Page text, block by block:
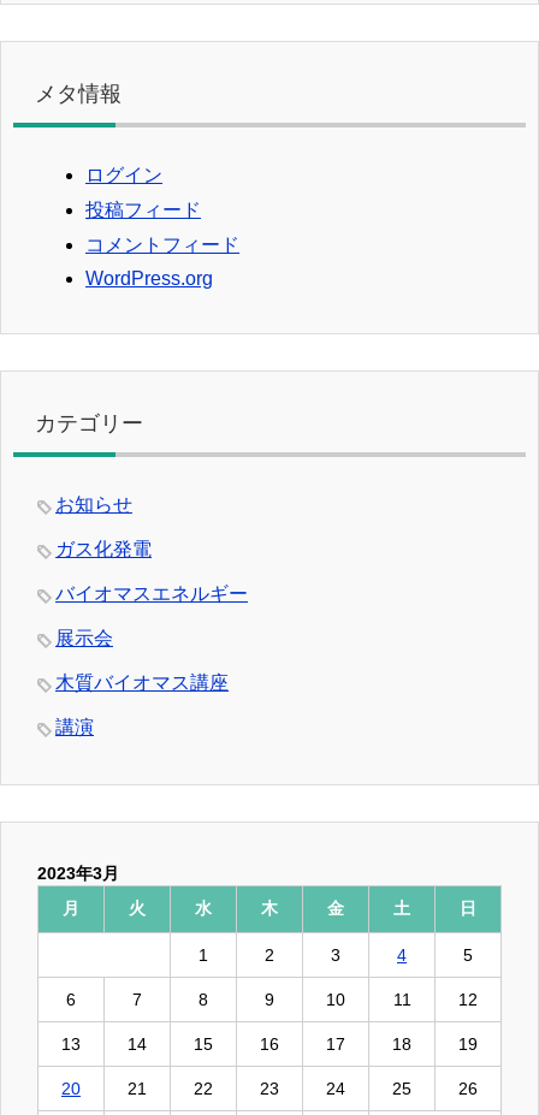
メタ情報
ログイン
投稿フィード
コメントフィード
WordPress.org
カテゴリー
お知らせ
ガス化発電
バイオマスエネルギー
展示会
木質バイオマス講座
講演
2023年3月
月
火 水 木 金 土 日
1 2 3 4 5
6 7 8 9 10 11 12
13 14 15 16 17 18 19
20 21 22 23 24 25 26